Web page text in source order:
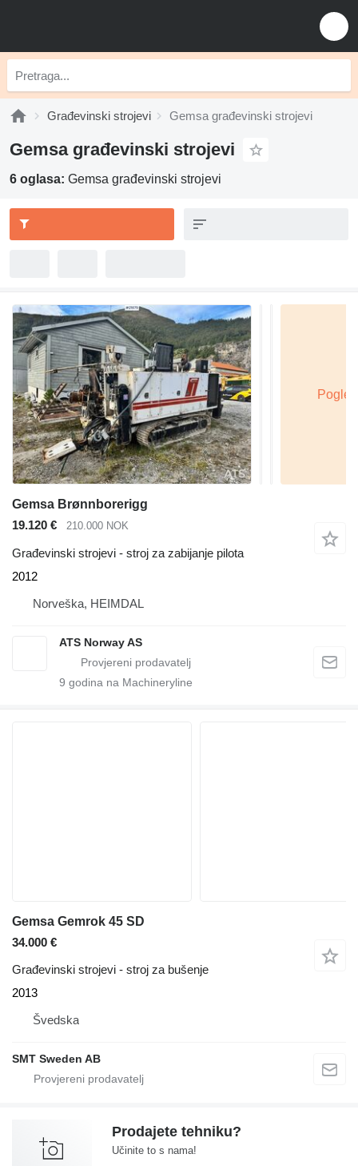
Građevinski strojevi Gemsa građevinski strojevi
Gemsa građevinski strojevi
6 oglasa: Gemsa građevinski strojevi
Gemsa Brønnborerigg
19.120 €
210.000 NOK
Građevinski strojevi - stroj za zabijanje pilota
2012
Norveška, HEIMDAL
ATS Norway AS
9 godina na Machineryline
Gemsa Gemrok 45 SD
34.000 €
Građevinski strojevi - stroj za bušenje
2013
Švedska
SMT Sweden AB
Prodajete tehniku?
Učinite to s nama!